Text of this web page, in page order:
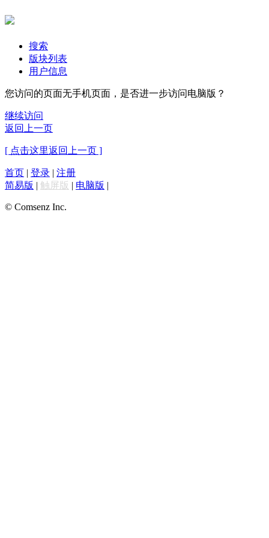
搜索
版块列表
用户信息
您访问的页面无手机页面，是否进一步访问电脑版？
继续访问
返回上一页
[ 点击这里返回上一页 ]
首页 | 登录 | 注册
简易版 | 触屏版 | 电脑版 |
© Comsenz Inc.